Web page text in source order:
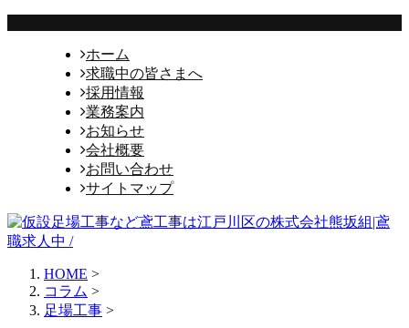
ホーム
求職中の皆さまへ
採用情報
業務案内
お知らせ
会社概要
お問い合わせ
サイトマップ
HOME >
コラム >
足場工事 >